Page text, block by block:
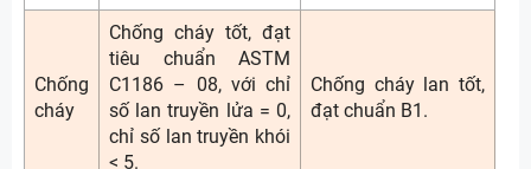
Chống
cháy
Chống cháy tốt, đạt
tiêu chuẩn ASTM
C1186 – 08, với chỉ
số lan truyền lửa = 0,
chỉ số lan truyền khói
< 5.
Chống cháy lan tốt,
đạt chuẩn B1.